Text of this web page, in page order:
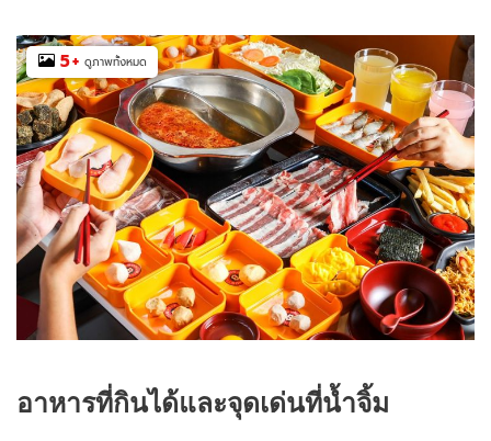
5+ ดูภาพทั้งหมด
อาหารที่กินได้และจุดเด่นที่น้ำจิ้ม